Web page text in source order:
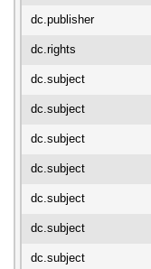
dc.publisher
dc.rights
dc.subject
dc.subject
dc.subject
dc.subject
dc.subject
dc.subject
dc.subject